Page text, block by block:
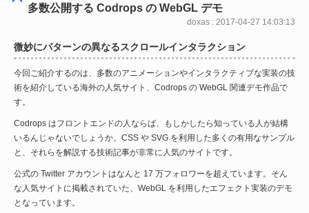
多数公開する Codrops の WebGL デモ
doxas : 2017-04-27 14:03:13
微妙にパターンの異なるスクロールインタラクション
今回ご紹介するのは、多数のアニメーションやインタラクティブな実装の技
術を紹介している海外の人気サイト、Codrops の WebGL 関連デモ作品で
す。
Codrops はフロントエンドの人ならば、もしかしたら知っている人が結構
いるんじゃないでしょうか。CSS や SVG を利用した多くの有用なサンプル
と、それらを解説する技術記事が非常に人気のサイトです。
公式の Twitter アカウントはなんと 17 万フォロワーを超えています。そん
な人気サイトに掲載されていた、WebGL を利用したエフェクト実装のデモ
となっています。